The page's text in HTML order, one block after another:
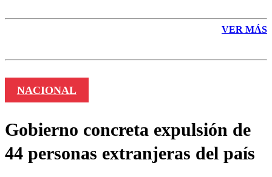
VER MÁS
NACIONAL
Gobierno concreta expulsión de
44 personas extranjeras del país